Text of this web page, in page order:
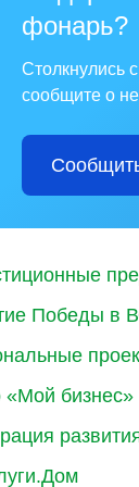
фонарь?
Столкнулись
сообщите о
Победы в
«Мой бизнес»